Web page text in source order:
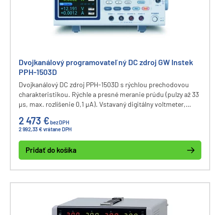
Dvojkanálový programovateľný DC zdroj GW Instek
PPH-1503D
Dvojkanálový DC zdroj PPH-1503D s rýchlou prechodovou
charakteristikou. Rýchle a presné meranie prúdu (pulzy až 33
µs, max. rozlíšenie 0,1 µA). Vstavaný digitálny voltmeter,
sekvenčné funkcie, funkcia záťaže. 3,5“ LCD displej,
komunikačné rozhranie USB, GPIB a LAN.
2 473 €bez DPH
2 992,33 € vrátane DPH
Pridať do košíka